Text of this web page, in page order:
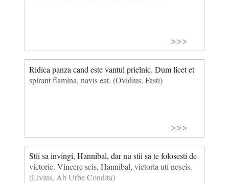
>>>
Ridica panza cand este vantul prielnic. Dum licet et
spirant flamina, navis eat. (Ovidius, Fasti)
>>>
Stii sa invingi, Hannibal, dar nu stii sa te folosesti de
victorie. Vincere scis, Hannibal, victoria uti nescis.
(Livius, Ab Urbe Condita)